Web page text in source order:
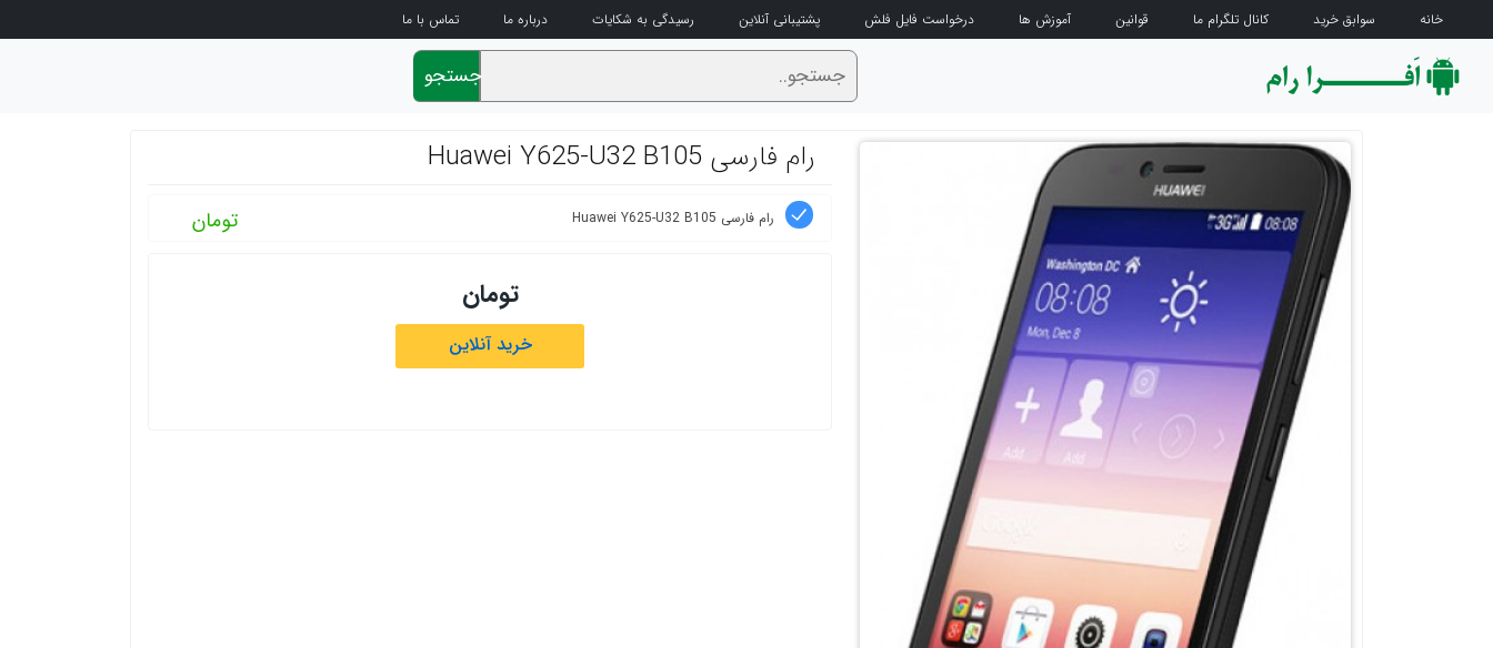
خانه سوابق خرید کانال تلگرام ما قوانین آموزش ها درخواست فایل فلش پشتیبانی آنلاین رسیدگی به شکایات درباره ما تماس با ما
جستجو
رام فارسی Huawei Y625-U32 B105
رام فارسی Huawei Y625-U32 B105 تومان
تومان
خرید آنلاین